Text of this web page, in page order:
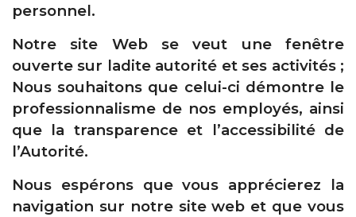
personnel.
Notre site Web se veut une fenêtre
ouverte sur ladite autorité et ses activités ;
Nous souhaitons que celui-ci démontre le
professionnalisme de nos employés, ainsi
que la transparence et l’accessibilité de
l’Autorité.
Nous espérons que vous apprécierez la
navigation sur notre site web et que vous